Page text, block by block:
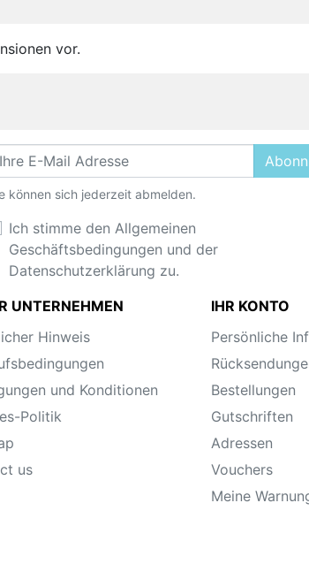
vor.
können sich jederzeit abmelden.
Ich stimme den Allgemeinen
Geschäftsbedingungen und der
Datenschutzerklärung zu.
UNTERNEHMEN
Hinweis
und Konditionen
Politik
us
IHR KONTO
Persönliche
Bestellungen
Gutschriften
Adressen
Vouchers
Meine